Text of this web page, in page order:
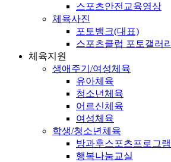
스포츠안전교육영상
체육사진
포토뱅크(대표)
스포츠클럽 포토갤러리
체육지원
생애주기/여성체육
유아체육
청소년체육
어르신체육
여성체육
학생/청소년체육
방과후스포츠프로그램
행복나눔교실